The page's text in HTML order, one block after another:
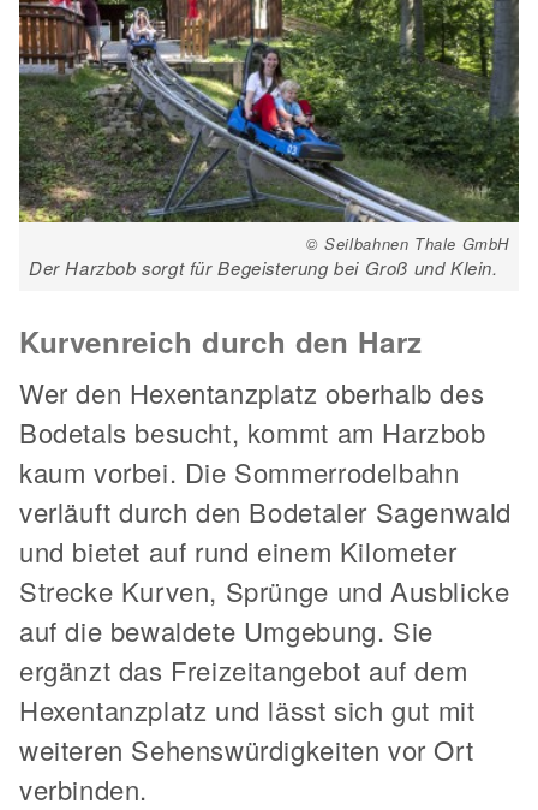
© Seilbahnen Thale GmbH
Der Harzbob sorgt für Begeisterung bei Groß und Klein.
Kurvenreich durch den Harz
Wer den Hexentanzplatz oberhalb des
Bodetals besucht, kommt am Harzbob
kaum vorbei. Die Sommerrodelbahn
verläuft durch den Bodetaler Sagenwald
und bietet auf rund einem Kilometer
Strecke Kurven, Sprünge und Ausblicke
auf die bewaldete Umgebung. Sie
ergänzt das Freizeitangebot auf dem
Hexentanzplatz und lässt sich gut mit
weiteren Sehenswürdigkeiten vor Ort
verbinden.